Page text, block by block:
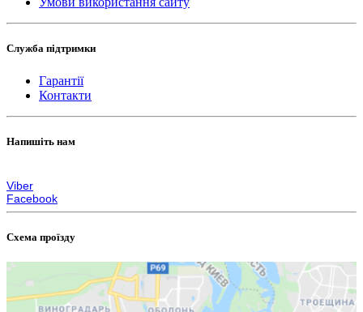
Служба підтримки
Гарантії
Контакти
Напишіть нам
Viber
Facebook
Схема проїзду